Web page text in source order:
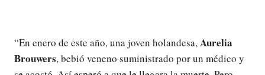
“En enero de este año, una joven holandesa,Aurelia
Brouwers, bebió veneno suministrado por un médico y